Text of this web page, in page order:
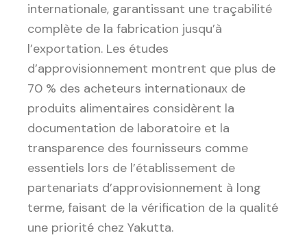
internationale, garantissant une traçabilité
complète de la fabrication jusqu’à
l’exportation. Les études
d’approvisionnement montrent que plus de
70 % des acheteurs internationaux de
produits alimentaires considèrent la
documentation de laboratoire et la
transparence des fournisseurs comme
essentiels lors de l’établissement de
partenariats d’approvisionnement à long
terme, faisant de la vérification de la qualité
une priorité chez Yakutta.